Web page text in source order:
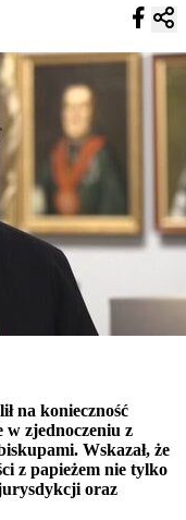
na konieczność
w zjednoczeniu z
Wskazał, że
z papieżem nie tylko
oraz